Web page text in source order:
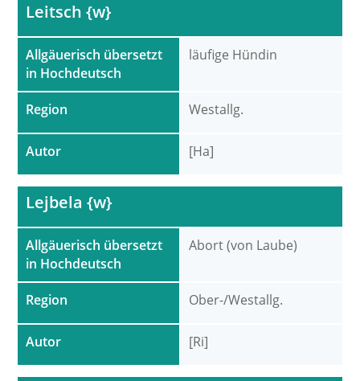
Allgäuerisch übersetzt
in Hochdeutsch
Region
Autor
Leitsch {w}
läufige Hündin
Westallg.
[Ha]
Allgäuerisch übersetzt
in Hochdeutsch
Region
Autor
Lejbela {w}
Abort (von Laube)
Ober-/Westallg.
[Ri]